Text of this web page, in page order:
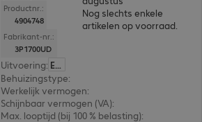
Productnr.:
4904748
Fabrikant-nr.:
3P1700UD
Uitvoering: Europa
Behuizingstype:
Werkelijk vermogen:
Schijnbaar vermogen (VA):
Max. looptijd (bij 100 % belasting):
Nog slechts enkele
artikelen op voorraad.